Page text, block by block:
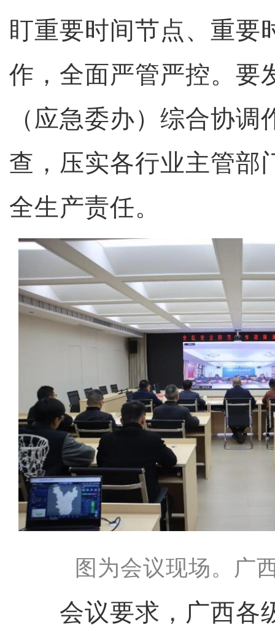
盯重要时间节点、重要
作，全面严管严控。要
（应急委办）综合协
查，压实各行业主管部
全生产责任。
图为会议现场。广
会议要求，广西各